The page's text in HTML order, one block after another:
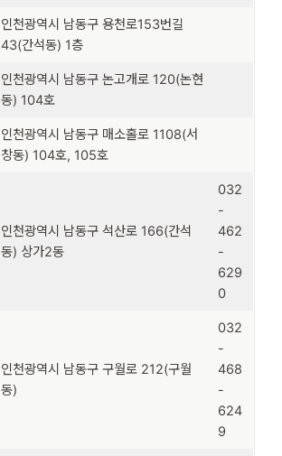
인천광역시 남동구 용천로153번길
43(간석동) 1층
인천광역시 남동구 논고개로 120(논현
동) 104호
인천광역시 남동구 매소홀로 1108(서
창동) 104호, 105호
인천광역시 남동구 석산로 166(간석
동) 상가2동
032
-
462
-
629
0
인천광역시 남동구 구월로 212(구월
동)
032
-
468
-
624
9